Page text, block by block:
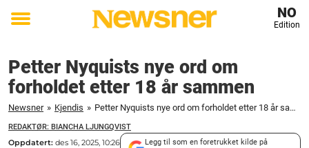
Toggle
NO
Edition
Petter Nyquists nye ord om
forholdet etter 18 år sammen
Newsner » Kjendis » Petter Nyquists nye ord om forholdet etter 18 år sammen
REDAKTØR: BIANCHA LJUNGQVIST
Oppdatert: des 16, 2025, 10:26
Legg til som en foretrukket kilde på